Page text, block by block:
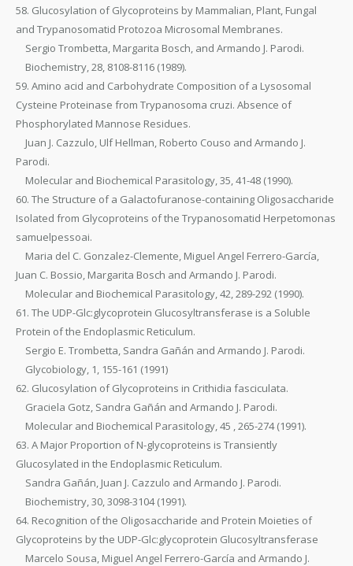
58. Glucosylation of Glycoproteins by Mammalian, Plant, Fungal
and Trypanosomatid Protozoa Microsomal Membranes.
Sergio Trombetta, Margarita Bosch, and Armando J. Parodi.
Biochemistry, 28, 8108-8116 (1989).
59. Amino acid and Carbohydrate Composition of a Lysosomal
Cysteine Proteinase from Trypanosoma cruzi. Absence of
Phosphorylated Mannose Residues.
Juan J. Cazzulo, Ulf Hellman, Roberto Couso and Armando J.
Parodi.
Molecular and Biochemical Parasitology, 35, 41-48 (1990).
60. The Structure of a Galactofuranose-containing Oligosaccharide
Isolated from Glycoproteins of the Trypanosomatid Herpetomonas
samuelpessoai.
Maria del C. Gonzalez-Clemente, Miguel Angel Ferrero-García,
Juan C. Bossio, Margarita Bosch and Armando J. Parodi.
Molecular and Biochemical Parasitology, 42, 289-292 (1990).
61. The UDP-Glc:glycoprotein Glucosyltransferase is a Soluble
Protein of the Endoplasmic Reticulum.
Sergio E. Trombetta, Sandra Gañán and Armando J. Parodi.
Glycobiology, 1, 155-161 (1991)
62. Glucosylation of Glycoproteins in Crithidia fasciculata.
Graciela Gotz, Sandra Gañán and Armando J. Parodi.
Molecular and Biochemical Parasitology, 45 , 265-274 (1991).
63. A Major Proportion of N-glycoproteins is Transiently
Glucosylated in the Endoplasmic Reticulum.
Sandra Gañán, Juan J. Cazzulo and Armando J. Parodi.
Biochemistry, 30, 3098-3104 (1991).
64. Recognition of the Oligosaccharide and Protein Moieties of
Glycoproteins by the UDP-Glc:glycoprotein Glucosyltransferase
Marcelo Sousa, Miguel Angel Ferrero-García and Armando J.